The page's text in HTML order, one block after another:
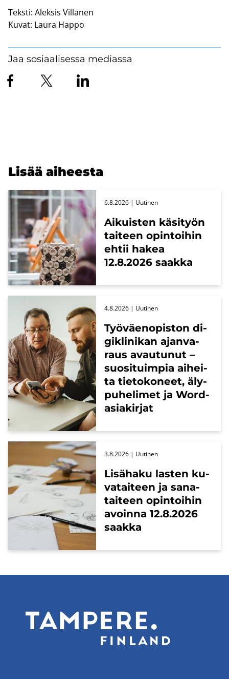
Teksti: Aleksis Villanen
Kuvat: Laura Happo
Jaa sosiaalisessa mediassa
Lisää ai­hees­ta
Ai­kuis­ten kä­si­työn
tai­teen opin­toi­hin
ehtii hakea
12.8.2026 saak­ka
6.8.2026 | Uu­ti­nen
Työ­väen­opis­ton di­
gikli­ni­kan ajan­va­
raus avau­tu­nut –
suo­si­tuim­pia ai­hei­
ta tie­to­ko­neet, äly­
pu­he­li­met ja Word-​
asiakirjat
4.8.2026 | Uu­ti­nen
Li­sä­ha­ku las­ten ku­
va­tai­teen ja sa­na­
tai­teen opin­toi­hin
avoin­na 12.8.2026
saak­ka
3.8.2026 | Uu­ti­nen